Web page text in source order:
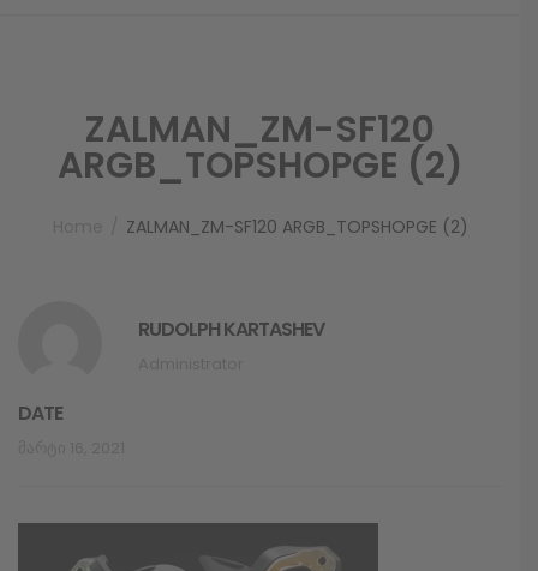
ZALMAN_ZM-SF120
ARGB_TOPSHOPGE (2)
ZALMAN_ZM-SF120 ARGB_TOPSHOPGE (2)
RUDOLPH KARTASHEV
DATE